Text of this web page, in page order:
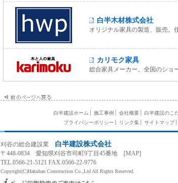
白半木材株式会社
オリジナル家具の製造、販売。
カリモク家具
総合家具メーカー。全国のショ
白半建設ホーム 施工事例 会社概要 白半建設のこ
プライバシーポリシー
リンク集 サイトマップ
刈谷の総合建設業 白半建設株式会社
〒448-0834 愛知県刈谷市司町9丁目45番地 [MAP]
TEL.0566-21-5121 FAX.0566-22-9776
Copyright(C)Hakuhan Construction Co.,Ltd All Rights Reserved.